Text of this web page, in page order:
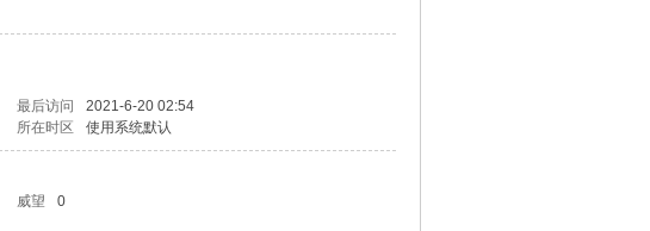
最后访问
2021-6-20 02:54
所在时区 使用系统默认
威望
0